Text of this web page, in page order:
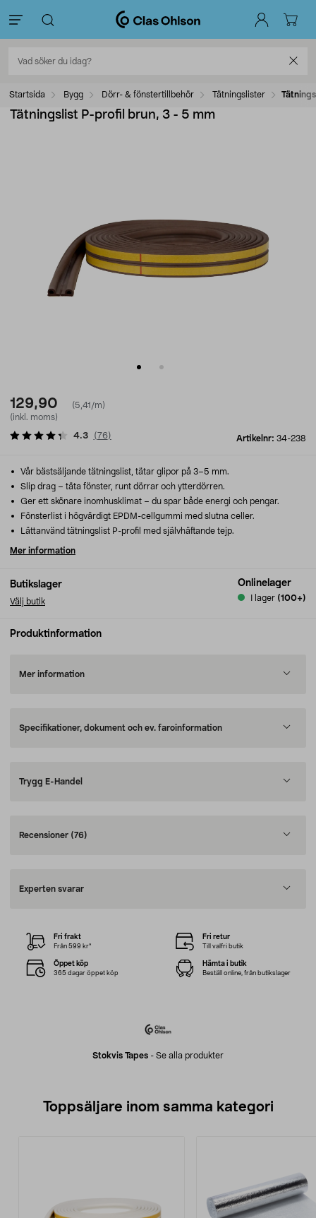
Startsida Bygg Dörr- & fönstertillbehör Tätningslister
Tätningslist P-profil brun, 3 - 5 mm
129,90
(5,41/m)
(inkl. moms)
Artikelnr: 34-238
4.3 (76)
Butikslager
Välj butik
Onlinelager
I lager (100+)
Vår bästsäljande tätningslist, tätar glipor på 3–5 mm.
Slip drag – täta fönster, runt dörrar och ytterdörren.
Ger ett skönare inomhusklimat – du spar både energi och pengar.
Fönsterlist i högvärdigt EPDM-cellgummi med slutna celler.
Lättanvänd tätningslist P-profil med självhäftande tejp.
Mer information
Produktinformation
Mer information
Specifikationer, dokument och ev. faroinformation
Trygg E-Handel
Recensioner (76)
Experten svarar
Stokvis Tapes - Se alla produkter
Fri frakt
Från 599 kr*
Fri retur
Till valfri butik
Öppet köp
365 dagar öppet köp
Hämta i butik
Beställ online, från butikslager
Toppsäljare inom samma kategori